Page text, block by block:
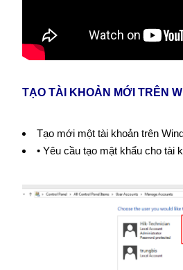
TẠO TÀI KHOẢN MỚI TRÊN
Tạo mới một tài khoản trên
• Yêu cầu tạo mật khẩu cho tài